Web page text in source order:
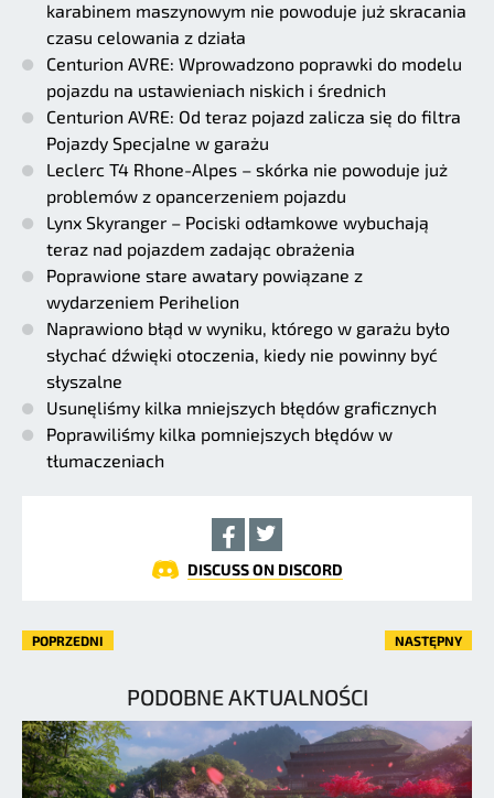
karabinem maszynowym nie powoduje już skracania
czasu celowania z działa
Centurion AVRE: Wprowadzono poprawki do modelu
pojazdu na ustawieniach niskich i średnich
Centurion AVRE: Od teraz pojazd zalicza się do filtra
Pojazdy Specjalne w garażu
Leclerc T4 Rhone-Alpes – skórka nie powoduje już
problemów z opancerzeniem pojazdu
Lynx Skyranger – Pociski odłamkowe wybuchają
teraz nad pojazdem zadając obrażenia
Poprawione stare awatary powiązane z
wydarzeniem Perihelion
Naprawiono błąd w wyniku, którego w garażu było
słychać dźwięki otoczenia, kiedy nie powinny być
słyszalne
Usunęliśmy kilka mniejszych błędów graficznych
Poprawiliśmy kilka pomniejszych błędów w
tłumaczeniach
DISCUSS ON DISCORD
POPRZEDNI NASTĘPNY
PODOBNE AKTUALNOŚCI